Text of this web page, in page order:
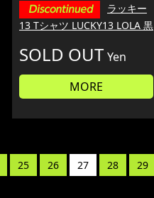
ラッキー
13 Tシャツ LUCKY13 LOLA 黒
SOLD OUT Yen
MORE
25 26 27 28 29